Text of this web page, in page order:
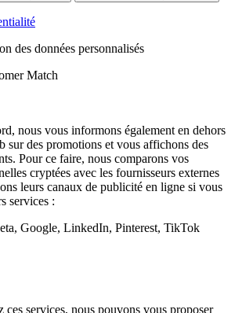
des données personnalisés
Match
nous vous informons également en dehors
sur des promotions et vous affichons des
Pour ce faire, nous comparons vos
cryptées avec les fournisseurs externes
leurs canaux de publicité en ligne si vous
services :
Google, LinkedIn, Pinterest, TikTok
ces services, nous pouvons vous proposer